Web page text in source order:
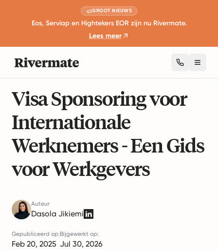
GROOT NIEUWS
Eos, Serviap en Hightekers EOR zijn nu Rivermate.
Lees meer
Visa Sponsoring voor
Internationale
Werknemers - Een Gids
voor Werkgevers
Auteur
Dasola Jikiemi
Gepubliceerd op:
Feb 20, 2025
Bijgewerkt op:
Jul 30, 2026